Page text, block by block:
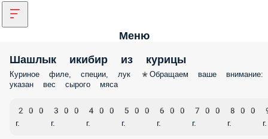
Меню
Шашлык икибир из курицы
Куриное филе, специи, лук *Обращаем ваше внимание:
указан вес сырого мяса
200
г.
300
г.
400
г.
500
г.
600
г.
700
г.
800
г.
г.